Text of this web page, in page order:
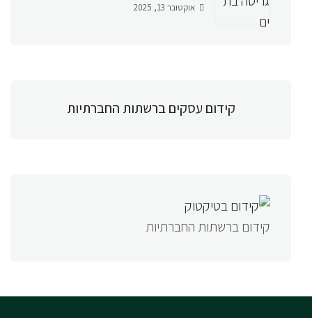
אוקטובר 13, 2025
קידום עסקים ברשתות החברתיות
קידום ברשתות החברתיות